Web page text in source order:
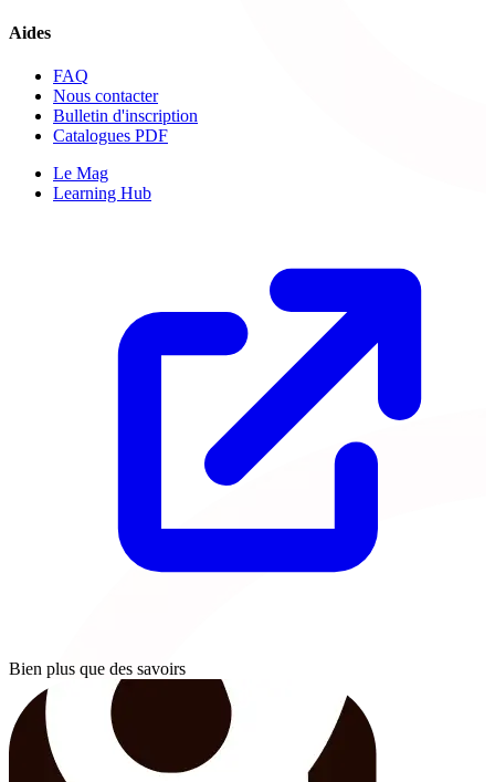
Aides
FAQ
Nous contacter
Bulletin d'inscription
Catalogues PDF
Le Mag
Learning Hub
Bien plus que des savoirs